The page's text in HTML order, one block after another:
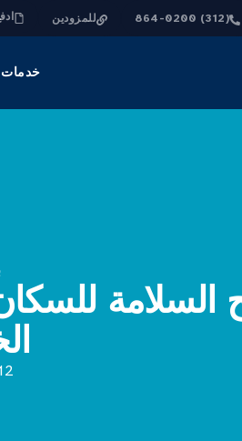
(312) 864-0200 للمزودين
خدمات
السلامة
12 يونيو